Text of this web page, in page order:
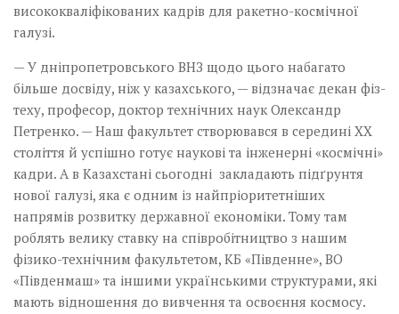
висококваліфікованих кадрів для ракетно-космічної
галузі.
— У дніпропетровського ВНЗ щодо цього набагато
більше досвіду, ніж у казахського, — відзначає декан фіз­
теху, професор, доктор технічних наук Олександр
Петренко. — Наш факультет створювався в середині ХХ
століття й успішно готує наукові та інженерні «космічні»
кадри. А в Казахстані сьогодні закладають підґрунтя
нової галузі, яка є одним із найпріоритетніших
напрямів розвитку державної економіки. Тому там
роблять велику ставку на співробітництво з нашим
фізико-технічним факультетом, КБ «Південне», ВО
«Південмаш» та іншими українськими структурами, які
мають відношення до вивчення та освоєння космосу.